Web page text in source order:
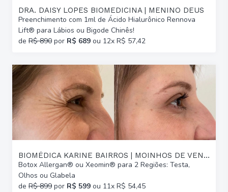
DRA. DAISY LOPES BIOMEDICINA | MENINO DEUS
Preenchimento com 1ml de Ácido Hialurônico Rennova
Lift® para Lábios ou Bigode Chinês!
de R$ 890 por R$ 689 ou 12x R$ 57,42
BIOMÉDICA KARINE BAIRROS | MOINHOS DE VENTO
Botox Allergan® ou Xeomin® para 2 Regiões: Testa,
Olhos ou Glabela
de R$ 899 por R$ 599 ou 11x R$ 54,45